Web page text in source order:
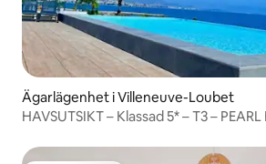
Ägarlägenhet i Villeneuve-Loubet
HAVSUTSIKT – Klassad 5* – T3 –